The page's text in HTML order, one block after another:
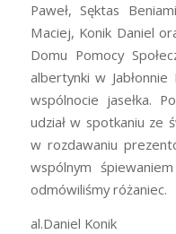
Paweł, Sęktas
Maciej, Konik Daniel
Domu Pomocy
albertynki w
wspólnocie jasełka.
udział w spotkaniu ze
w rozdawaniu
wspólnym
odmówiliśmy różaniec.
al.Daniel Konik